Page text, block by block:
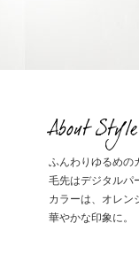
About Style
ふんわりゆるめの
毛先はデジタルパ
カラーは、オレン
華やかな印象に。